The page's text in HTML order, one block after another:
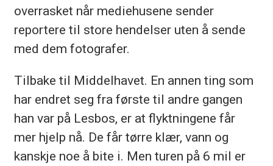
overrasket når mediehusene sender
reportere til store hendelser uten å sende
med dem fotografer.
Tilbake til Middelhavet. En annen ting som
har endret seg fra første til andre gangen
han var på Lesbos, er at flyktningene får
mer hjelp nå. De får tørre klær, vann og
kanskje noe å bite i. Men turen på 6 mil er